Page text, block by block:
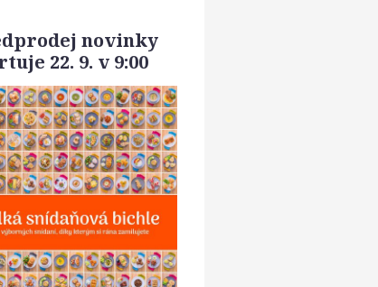
novinky
22. 9. v 9:00